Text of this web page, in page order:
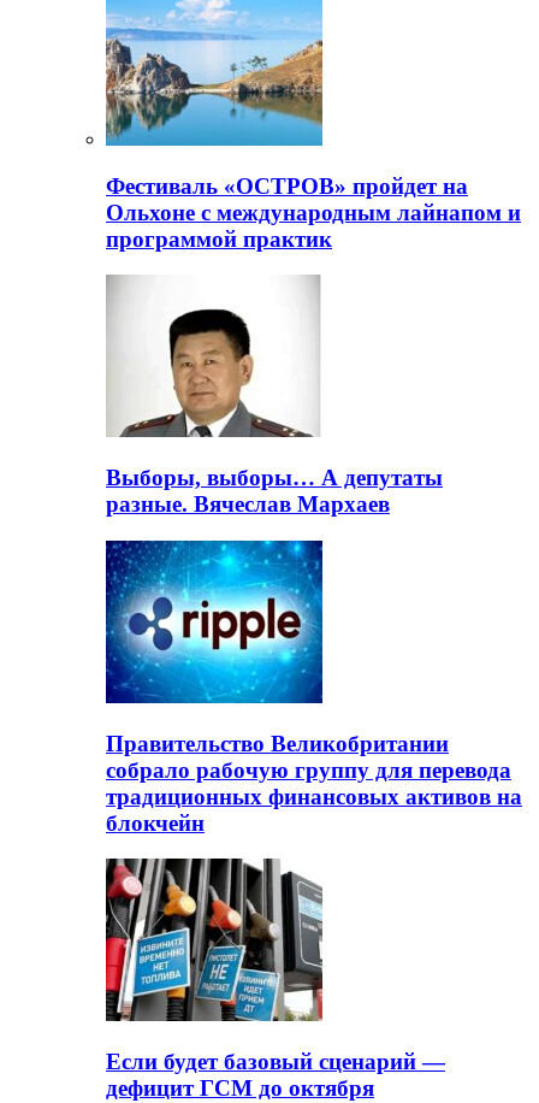
Фестиваль «ОСТРОВ» пройдет на
Ольхоне с международным лайнапом и
программой практик
Выборы, выборы… А депутаты
разные. Вячеслав Мархаев
Правительство Великобритании
собрало рабочую группу для перевода
традиционных финансовых активов на
блокчейн
Если будет базовый сценарий —
дефицит ГСМ до октября